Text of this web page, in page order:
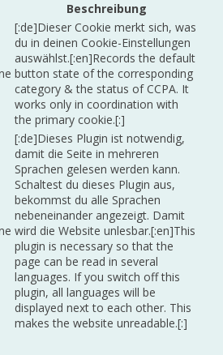
Beschreibung
[:de]Dieser Cookie merkt sich, was
du in deinen Cookie-Einstellungen
auswählst.[:en]Records the default
button state of the corresponding
category & the status of CCPA. It
works only in coordination with
the primary cookie.[:]
[:de]Dieses Plugin ist notwendig,
damit die Seite in mehreren
Sprachen gelesen werden kann.
Schaltest du dieses Plugin aus,
bekommst du alle Sprachen
nebeneinander angezeigt. Damit
wird die Website unlesbar.[:en]This
plugin is necessary so that the
page can be read in several
languages. If you switch off this
plugin, all languages will be
displayed next to each other. This
makes the website unreadable.[:]